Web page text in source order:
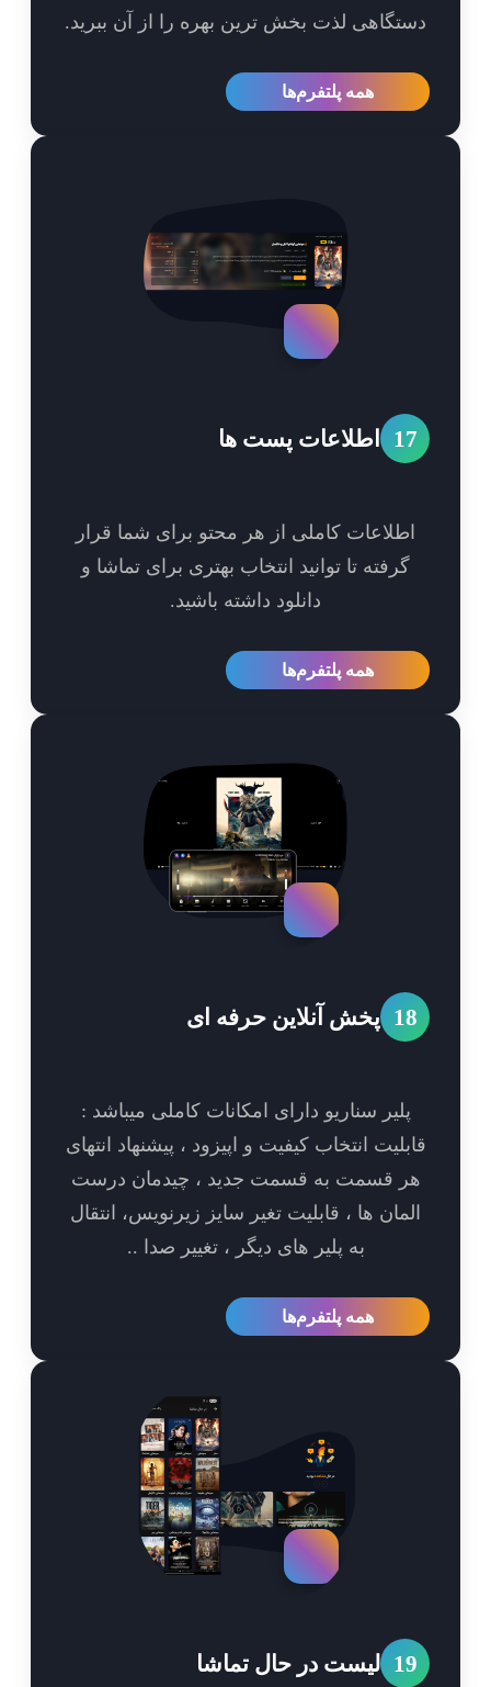
لذت بخش ترین بهره را از آن ببرید.
همه پلتفرم‌ها
اطلاعات پست ها
کاملی از هر محتو برای شما قرار
گرفته تا توانید انتخاب بهتری برای تماشا و
دانلود داشته باشید.
همه پلتفرم‌ها
پخش آنلاین حرفه ای
پلیر سناریو دارای امکانات کاملی میباشد :
انتخاب کیفیت و اپیزود ، پیشنهاد انتهای
قسمت به قسمت جدید ، چیدمان درست
ها ، قابلیت تغیر سایز زیرنویس، انتقال
به پلیر های دیگر ، تغییر صدا ..
همه پلتفرم‌ها
لیست در حال تماشا